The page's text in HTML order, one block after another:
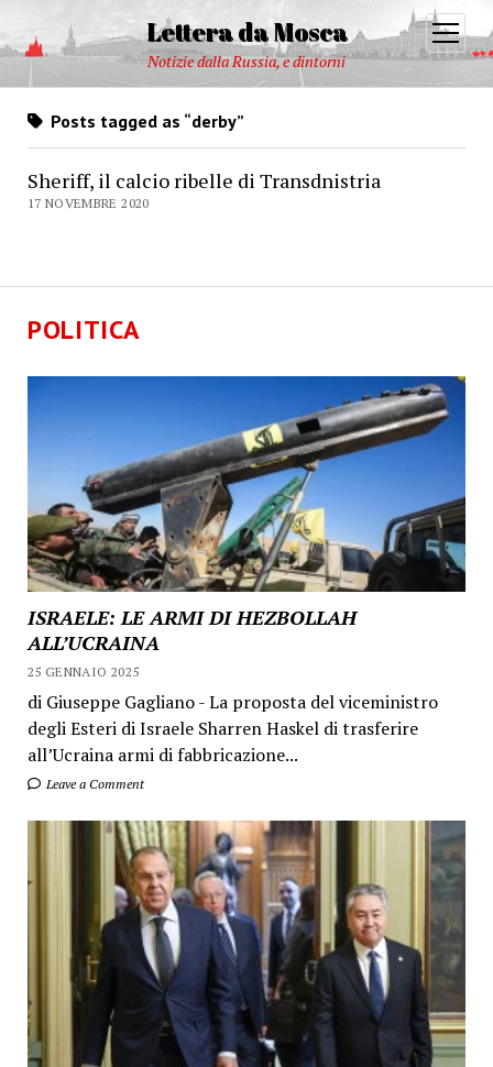
Lettera da Mosca
Notizie dalla Russia, e dintorni
open
menu
POLITICA
ISRAELE: LE ARMI DI HEZBOLLAH
ALL’UCRAINA
25 GENNAIO 2025
di Giuseppe Gagliano - La proposta del viceministro
degli Esteri di Israele Sharren Haskel di trasferire
all’Ucraina armi di fabbricazione...
Leave a Comment
Posts tagged as “derby”
Sheriff, il calcio ribelle di Transdnistria
17 NOVEMBRE 2020